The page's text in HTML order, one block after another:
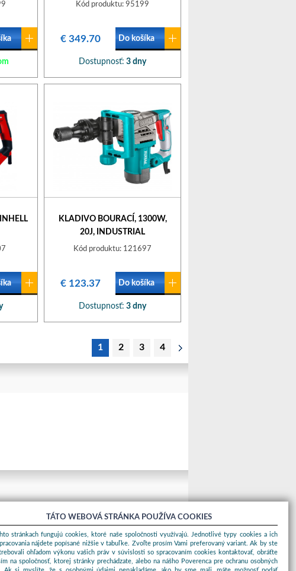
Kód produktu: 95199
€ 349.70 Do košíka
Dostupnosť: 3 dny
KLADIVO BOURACÍ, 1300W,
20J, INDUSTRIAL
Kód produktu: 121697
€ 123.37 Do košíka
Dostupnosť: 3 dny
1 2 3 4
TÁTO WEBOVÁ STRÁNKA POUŽÍVA COOKIES
stránkach fungujú cookies, ktoré naše spoločnosti využívajú. Jednotlivé typy cookies a ich
nájdete popísané nižšie v tabuľke. Zvoľte prosím Vami preferovaný variant. Ak by ste
ohľadom výkonu vašich práv v súvislosti so spracovaním cookies kontaktovať, obráťte
na spoločnosť, ktorej stránky prechádzate, alebo na nášho Poverenca pre ochranu osobných